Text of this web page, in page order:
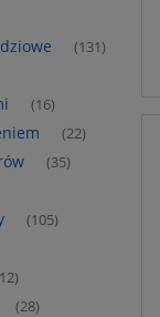
(131)
(16)
(22)
(35)
(105)
(28)